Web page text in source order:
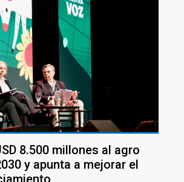
8.500 millones al agro
y apunta a mejorar el